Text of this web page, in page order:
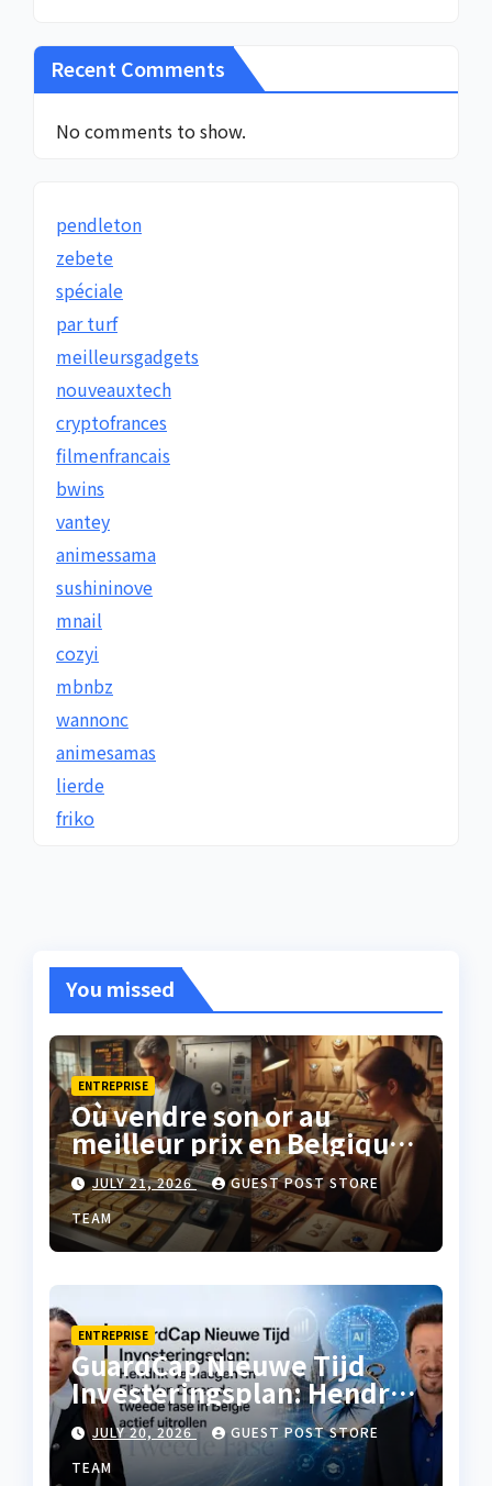
Recent Comments
No comments to show.
pendleton
zebete
spéciale
par turf
meilleursgadgets
nouveauxtech
cryptofrances
filmenfrancais
bwins
vantey
animessama
sushininove
mnail
cozyi
mbnbz
wannonc
animesamas
lierde
friko
You missed
ENTREPRISE
Où vendre son or au
meilleur prix en Belgique
? JULY 21, 2026
GUEST POST STORE
TEAM
ENTREPRISE
GuardCap Nieuwe Tijd
Investeringsplan: Hendrik
Verhaegen en Elise Van
Doren de tweede fase in
België actief uitrollen
JULY 20, 2026
GUEST POST STORE
TEAM